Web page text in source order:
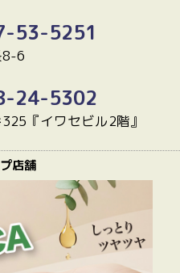
53-5251
8-6
24-5302
『イワセビル2階』
店舗